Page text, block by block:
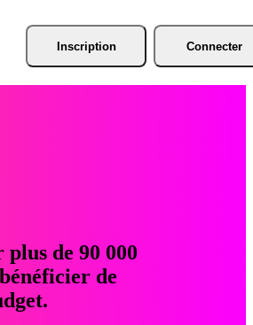
Inscription Connecter
de 90 000
de